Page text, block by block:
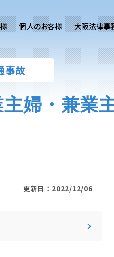
労務専用サイト
個人のお客様
刑事事件
大阪法律事
事故
婦・兼業
更新日：2022/12/06